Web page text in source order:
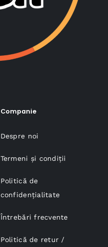
Companie
Despre noi
Termeni și condiții
Politică de
confidențialitate
Întrebări frecvente
Politică de retur /